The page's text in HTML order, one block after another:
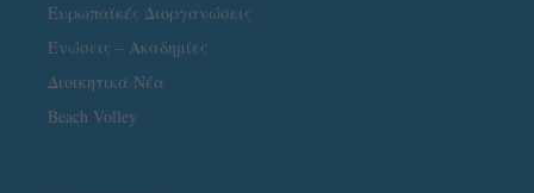
Ευρωπαϊκές Διοργανώσεις
Ενώσεις – Ακαδημίες
Διοικητικά Νέα
Beach Volley